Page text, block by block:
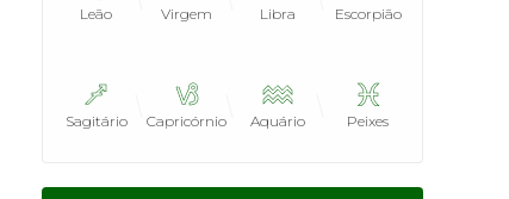
Leão Virgem Libra Escorpião
Sagitário Capricórnio Aquário Peixes